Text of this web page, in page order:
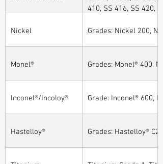
410, SS 416, SS 420,
Nickel
Grades: Nickel 200,
Monel® Grades: Monel® 400,
Inconel®/Incoloy® Grade: Inconel® 600,
Hastelloy® Grades: Hastelloy®